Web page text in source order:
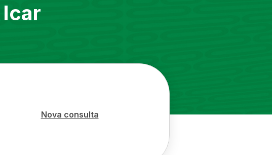
Icar
Nova consulta